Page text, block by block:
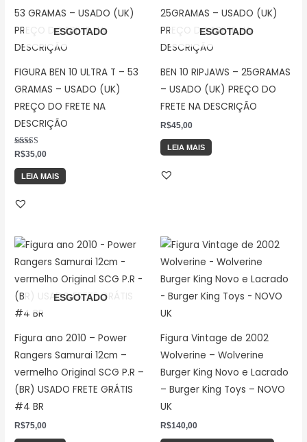
ESGOTADO
FIGURA BEN 10 ULTRA T – 53
GRAMAS – USADO (UK)
PREÇO DO FRETE NA
DESCRIÇÃO
Avaliação
5.00
de 5
R$35,00
LEIA MAIS
ESGOTADO
BEN 10 RIPJAWS – 25GRAMAS
– USADO (UK) PREÇO DO
FRETE NA DESCRIÇÃO
R$45,00
LEIA MAIS
ESGOTADO
Figura ano 2010 – Power
Rangers Samurai 12cm –
vermelho Original SCG P.R –
(BR) USADO FRETE GRÁTIS
#4 BR
R$75,00
Figura Vintage de 2002
Wolverine – Wolverine
Burger King Novo e Lacrado
– Burger King Toys – NOVO
UK
R$140,00